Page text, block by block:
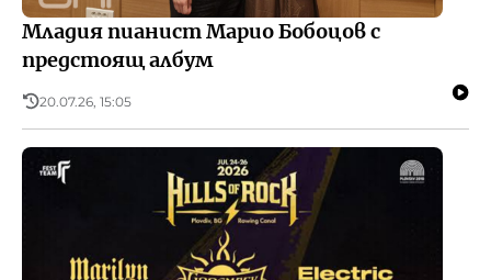
Младия пианист Марио Бобоцов с
предстоящ албум
20.07.26, 15:05